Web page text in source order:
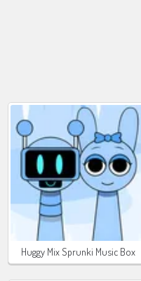
Huggy Mix Sprunki Music Box